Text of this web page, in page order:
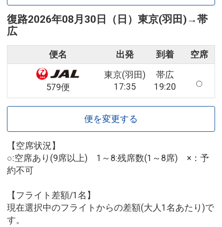
復路2026年08月30日（日） 東京(羽田) →帯
広
便名 出発 到着 空席
579便
東京(羽田)
17:35
帯広
19:20
便を変更する
【空席状況】
○:空席あり(9席以上) 1～8:残席数(1～8席) ×：予
約不可
【フライト差額/1名】
現在選択中のフライトからの差額(大人1名あたり)で
す。